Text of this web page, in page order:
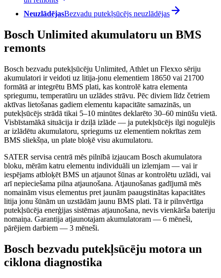
NeuzlādējasBezvadu putekļsūcējs neuzlādējas
Bosch Unlimited akumulatoru un BMS
remonts
Bosch bezvadu putekļsūcēju Unlimited, Athlet un Flexxo sēriju
akumulatori ir veidoti uz litija-jonu elementiem 18650 vai 21700
formātā ar integrētu BMS plati, kas kontrolē katra elementa
spriegumu, temperatūru un uzlādes strāvu. Pēc diviem līdz četriem
aktīvas lietošanas gadiem elementu kapacitāte samazinās, un
putekļsūcējs strādā tikai 5–10 minūtes deklarēto 30–60 minūšu vietā.
Visbīstamākā situācija ir dziļā izlāde — ja putekļsūcējs ilgi nogulējis
ar izlādētu akumulatoru, spriegums uz elementiem nokrītas zem
BMS sliekšņa, un plate bloķē visu akumulatoru.
SATER servisa centrā mēs pilnībā izjaucam Bosch akumulatora
bloku, mērām katru elementu individuāli un izlemjam — vai ir
iespējams atbloķēt BMS un atjaunot šūnas ar kontrolētu uzlādi, vai
arī nepieciešama pilna atjaunošana. Atjaunošanas gadījumā mēs
nomainām visus elementus pret jaunām paaugstinātas kapacitātes
litija jonu šūnām un uzstādām jaunu BMS plati. Tā ir pilnvērtīga
putekļsūcēja enerģijas sistēmas atjaunošana, nevis vienkārša bateriju
nomaiņa. Garantija atjaunotajam akumulatoram — 6 mēneši,
pārējiem darbiem — 3 mēneši.
Bosch bezvadu putekļsūcēju motora un
ciklona diagnostika